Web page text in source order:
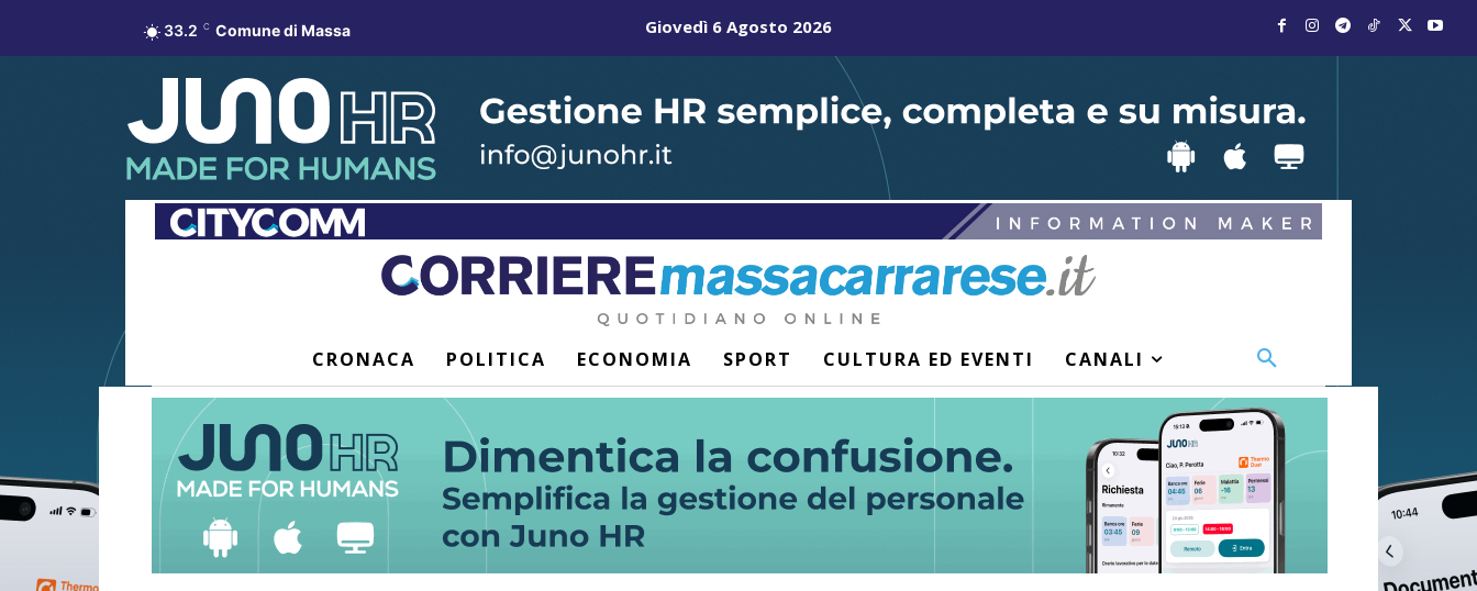
33.2 C Comune di Massa Giovedì 6 Agosto 2026
CRONACA POLITICA ECONOMIA SPORT CULTURA ED EVENTI CANALI